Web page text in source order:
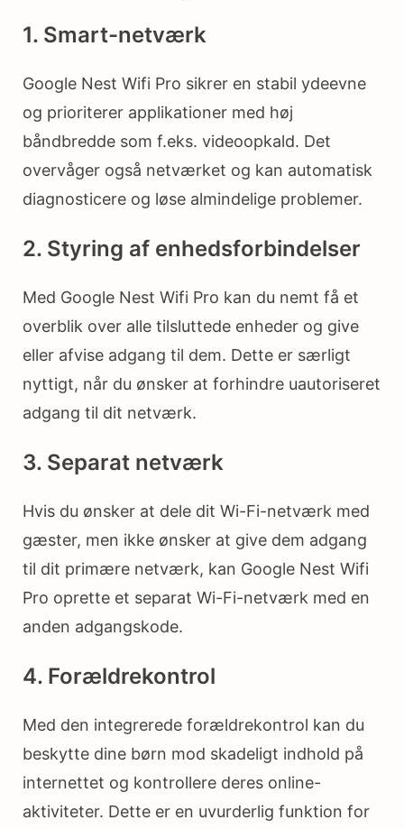
1. Smart-netværk
Google Nest Wifi Pro sikrer en stabil ydeevne
og prioriterer applikationer med høj
båndbredde som f.eks. videoopkald. Det
overvåger også netværket og kan automatisk
diagnosticere og løse almindelige problemer.
2. Styring af enhedsforbindelser
Med Google Nest Wifi Pro kan du nemt få et
overblik over alle tilsluttede enheder og give
eller afvise adgang til dem. Dette er særligt
nyttigt, når du ønsker at forhindre uautoriseret
adgang til dit netværk.
3. Separat netværk
Hvis du ønsker at dele dit Wi-Fi-netværk med
gæster, men ikke ønsker at give dem adgang
til dit primære netværk, kan Google Nest Wifi
Pro oprette et separat Wi-Fi-netværk med en
anden adgangskode.
4. Forældrekontrol
Med den integrerede forældrekontrol kan du
beskytte dine børn mod skadeligt indhold på
internettet og kontrollere deres online-
aktiviteter. Dette er en uvurderlig funktion for